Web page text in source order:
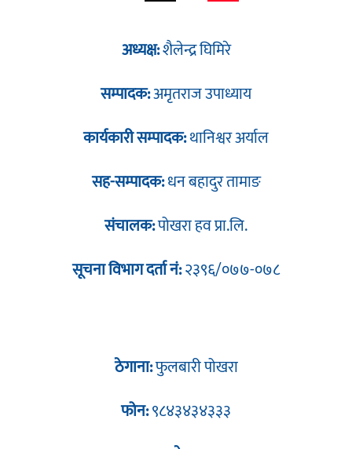
अध्यक्ष:शैलेन्द्र घिमिरे
सम्पादक:अमृतराज उपाध्याय
कार्यकारी सम्पादक:थानिश्वर अर्याल
सह-सम्पादक:धन बहादुर तामाङ
संचालक:पोखरा हव प्रा.लि.
सूचना विभाग दर्ता नं:२३९६/०७७-०७८
ठेगाना:फुलबारी पोखरा
फोन:९८४३४३४३३३